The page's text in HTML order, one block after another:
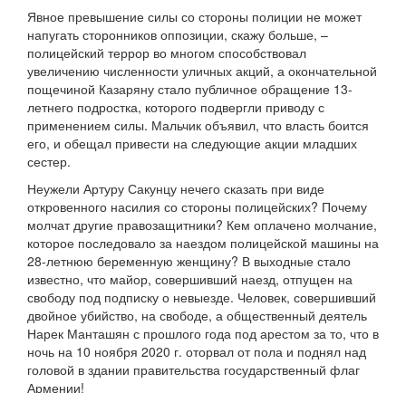
Явное превышение силы со стороны полиции не может
напугать сторонников оппозиции, скажу больше, –
полицейский террор во многом способствовал
увеличению численности уличных акций, а окончательной
пощечиной Казаряну стало публичное обращение 13-
летнего подростка, которого подвергли приводу с
применением силы. Мальчик объявил, что власть боится
его, и обещал привести на следующие акции младших
сестер.
Неужели Артуру Сакунцу нечего сказать при виде
откровенного насилия со стороны полицейских? Почему
молчат другие правозащитники? Кем оплачено молчание,
которое последовало за наездом полицейской машины на
28-летнюю беременную женщину? В выходные стало
известно, что майор, совершивший наезд, отпущен на
свободу под подписку о невыезде. Человек, совершивший
двойное убийство, на свободе, а общественный деятель
Нарек Манташян с прошлого года под арестом за то, что в
ночь на 10 ноября 2020 г. оторвал от пола и поднял над
головой в здании правительства государственный флаг
Армении!